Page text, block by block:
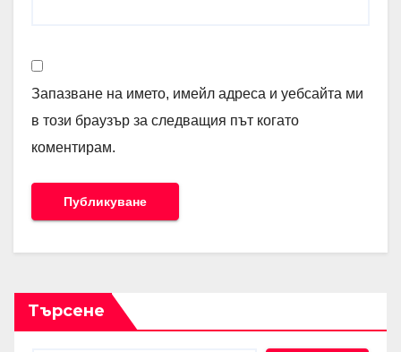
Запазване на името, имейл адреса и уебсайта ми
в този браузър за следващия път когато
коментирам.
Търсене